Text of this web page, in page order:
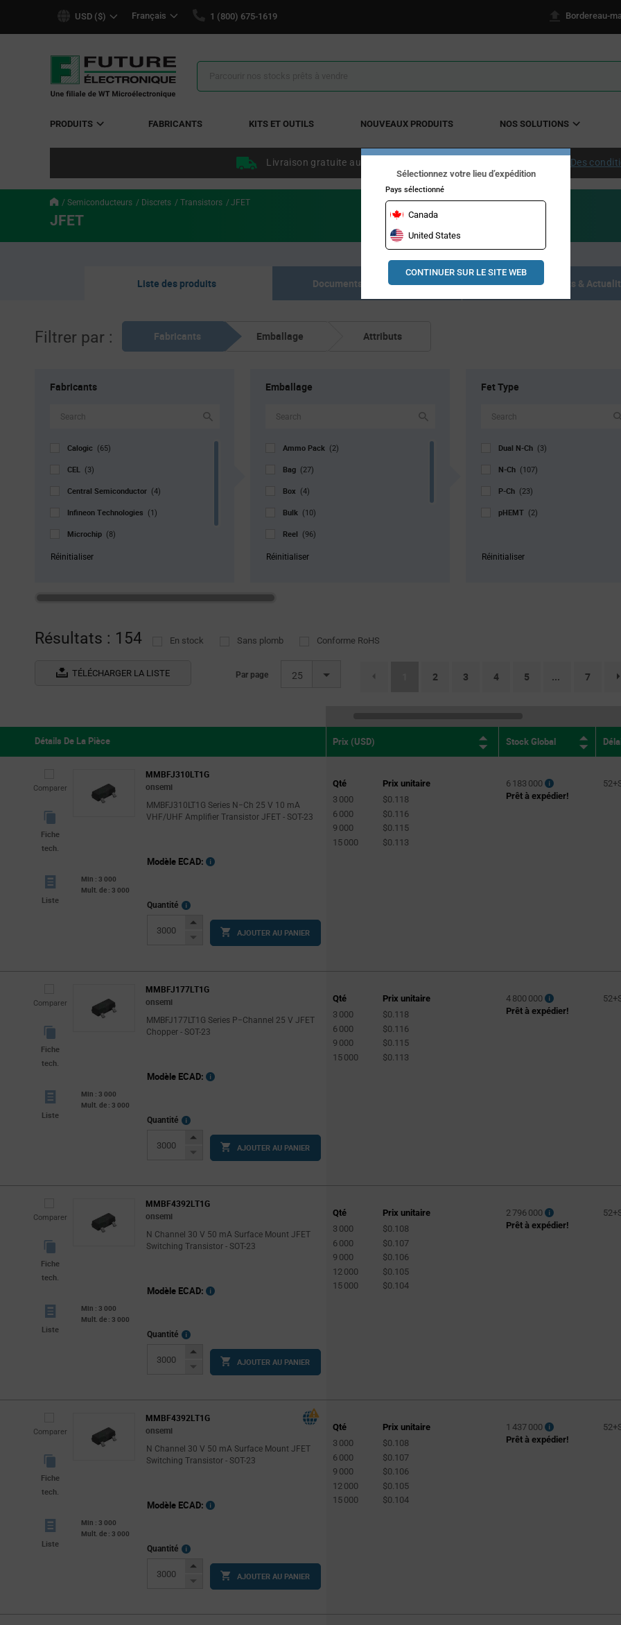
USD ($) Français 1 (800) 675-1619 Bordereau-
Résultats
la
PRODUITS FABRICANTS KITS ET OUTILS NOUVEAUX PRODUITS NOS SOLUTIONS
Livraison gratuite aux États-Unis continentaux à partir de 50 $ US. Des
Semiconducteurs Discrets Transistors JFET
JFET
Liste des produits Documents de référence Articles, Événements &
Filtrer par : Fabricants Emballage Attributs
Fabricants
Calogic (65)
CEL (3)
Central Semiconductor (4)
Infineon Technologies (1)
Microchip (8)
onsemi
Réinitialiser
Emballage
Ammo Pack (2)
Bag (27)
Box (4)
Bulk (10)
Reel (96)
Std. Mfr. Pkg
Réinitialiser
Fet Type
Dual N-Ch (3)
N-Ch (107)
P-Ch (23)
pHEMT (2)
Réinitialiser
Résultats : 154 En stock Sans plomb Conforme RoHS
TÉLÉCHARGER LA LISTE Par page 25 (current)
2 3 4 5 ... 7
Détails De La Pièce Prix (USD) Stock Global
Comparer
Fiche
tech.
MMBFJ310LT1G
onsemi
MMBFJ310LT1G Series N−Ch 25 V 10 mA
VHF/UHF Amplifier Transistor JFET - SOT-23
Liste
Min : 3 000
Mult. de : 3 000
Modèle ECAD:
Quantité
More
InfoIncrease
Button
Decrease
AJOUTER AU PANIER
Qté
Prix unitaire
3 000
$0.118
6 000
$0.116
9 000
$0.115
15 000
$0.113
6 183 000
Prêt à expédier!
Comparer
Fiche
tech.
MMBFJ177LT1G
onsemi
MMBFJ177LT1G Series P−Channel 25 V JFET
Chopper - SOT-23
Liste
Min : 3 000
Mult. de : 3 000
Modèle ECAD:
Quantité
More
InfoIncrease
Button
Decrease
AJOUTER AU PANIER
Qté
Prix unitaire
3 000
$0.118
6 000
$0.116
9 000
$0.115
15 000
$0.113
4 800 000
Prêt à expédier!
Comparer
Fiche
tech.
MMBF4392LT1G
onsemi
N Channel 30 V 50 mA Surface Mount JFET
Switching Transistor - SOT-23
Liste
Min : 3 000
Mult. de : 3 000
Modèle ECAD:
Quantité
More
InfoIncrease
Button
Decrease
AJOUTER AU PANIER
Qté
Prix unitaire
3 000
$0.108
6 000
$0.107
9 000
$0.106
12 000
$0.105
15 000
$0.104
2 796 000
Prêt à expédier!
Comparer
Fiche
tech.
MMBF4392LT1G
onsemi
N Channel 30 V 50 mA Surface Mount JFET
Switching Transistor - SOT-23
Liste
Min : 3 000
Mult. de : 3 000
Modèle ECAD:
Quantité
More
InfoIncrease
Button
Decrease
AJOUTER AU PANIER
Qté
Prix unitaire
3 000
$0.108
6 000
$0.107
9 000
$0.106
12 000
$0.105
15 000
$0.104
1 437 000
Prêt à expédier!
Sélectionnez votre lieu d’expédition
Pays sélectionné
Canada
United States
CONTINUER SUR LE SITE WEB